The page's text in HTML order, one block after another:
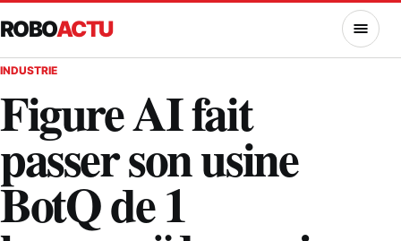
ROBOACTU MENU
INDUSTRIE
Figure AI fait
passer son usine
BotQ de 1